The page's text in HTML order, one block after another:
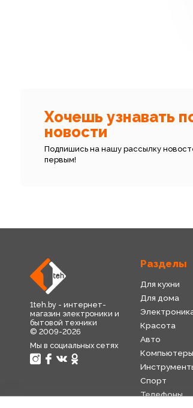
Хочешь узнавать
новости
Подпишись на нашу рассылку
первым!
1teh.by - интернет-
магазин электроники и
бытовой техники
© 2009-2026
Мы в социальных сетях
Разделы
Для кухни
Для дома
Красота
Авто
Компьютеры
Спорт
Телефоны